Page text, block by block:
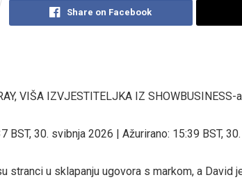
Share on Facebook
VIŠA IZVJESTITELJKA IZ SHOWBUSINESS-a
BST, 30. svibnja 2026 Ažurirano: 15:39 BST,
stranci u sklapanju ugovora s markom, a David